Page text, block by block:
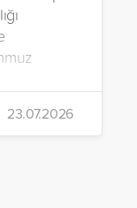
23.07.2026